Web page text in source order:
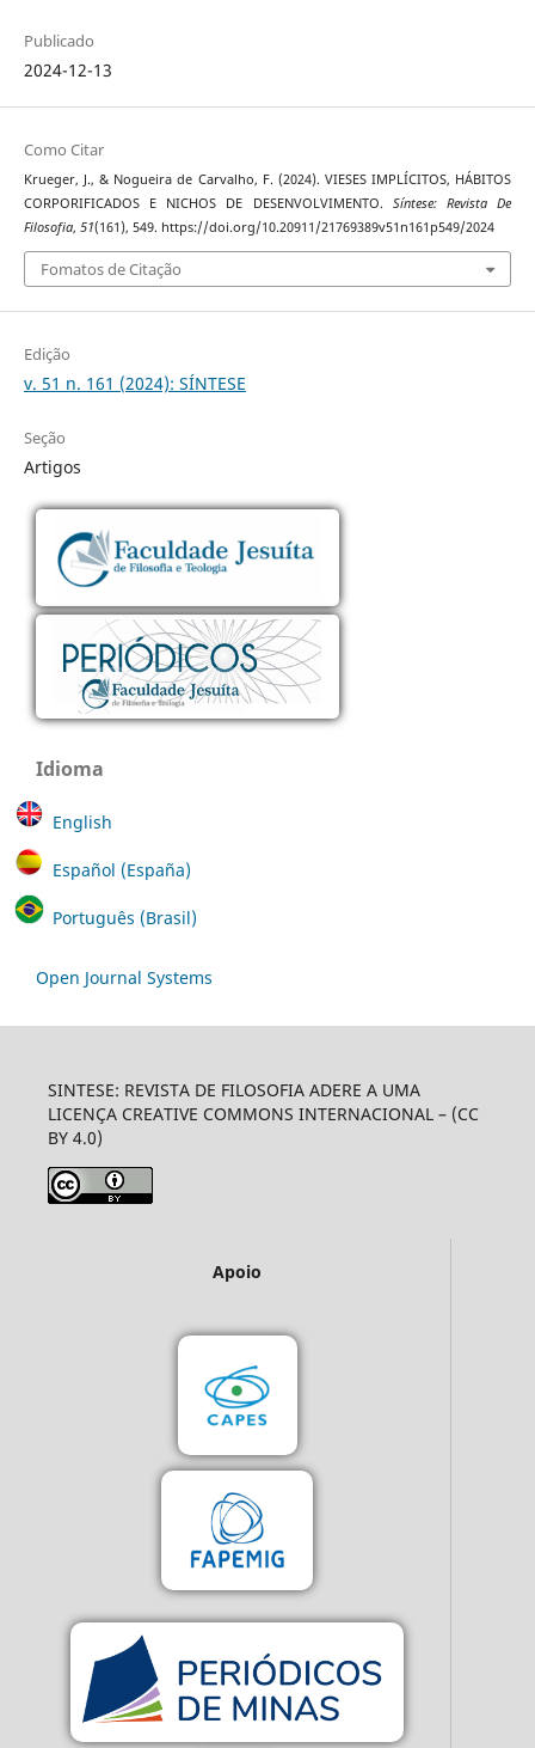
Publicado
2024-12-13
Como Citar
Krueger, J., & Nogueira de Carvalho, F. (2024). VIESES IMPLÍCITOS, HÁBITOS
CORPORIFICADOS E NICHOS DE DESENVOLVIMENTO. Síntese: Revista De
Filosofia, 51(161), 549. https://doi.org/10.20911/21769389v51n161p549/2024
Fomatos de Citação
Edição
v. 51 n. 161 (2024): SÍNTESE
Seção
Artigos
Idioma
English
Español (España)
Português (Brasil)
Open Journal Systems
SINTESE: REVISTA DE FILOSOFIA ADERE A UMA
LICENÇA CREATIVE COMMONS INTERNACIONAL – (CC
BY 4.0)
Apoio